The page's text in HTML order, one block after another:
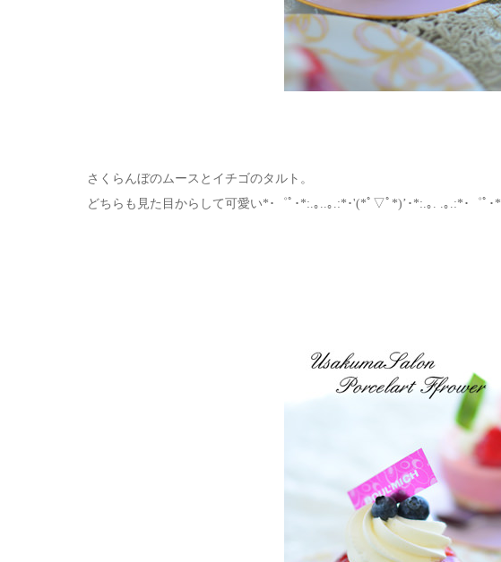
さくらんぼのムースとイチゴのタルト。
どちらも見た目からして可愛い*･゜ﾟ･*:.｡..｡.:*･'(*ﾟ▽ﾟ*)’･*:.｡. .｡.:*･゜ﾟ･*